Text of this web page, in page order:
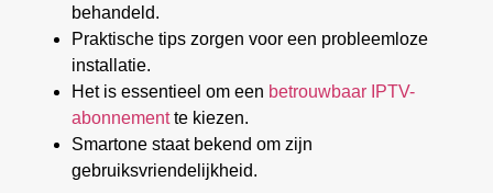
behandeld.
Praktische tips zorgen voor een probleemloze
installatie.
Het is essentieel om een betrouwbaar IPTV-
abonnementte kiezen.
Smartone staat bekend om zijn
gebruiksvriendelijkheid.